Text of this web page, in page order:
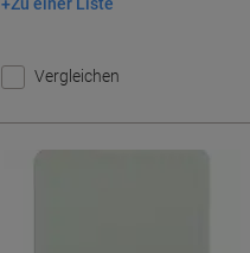
In den Warenkorb
Zu einer Liste
Vergleichen